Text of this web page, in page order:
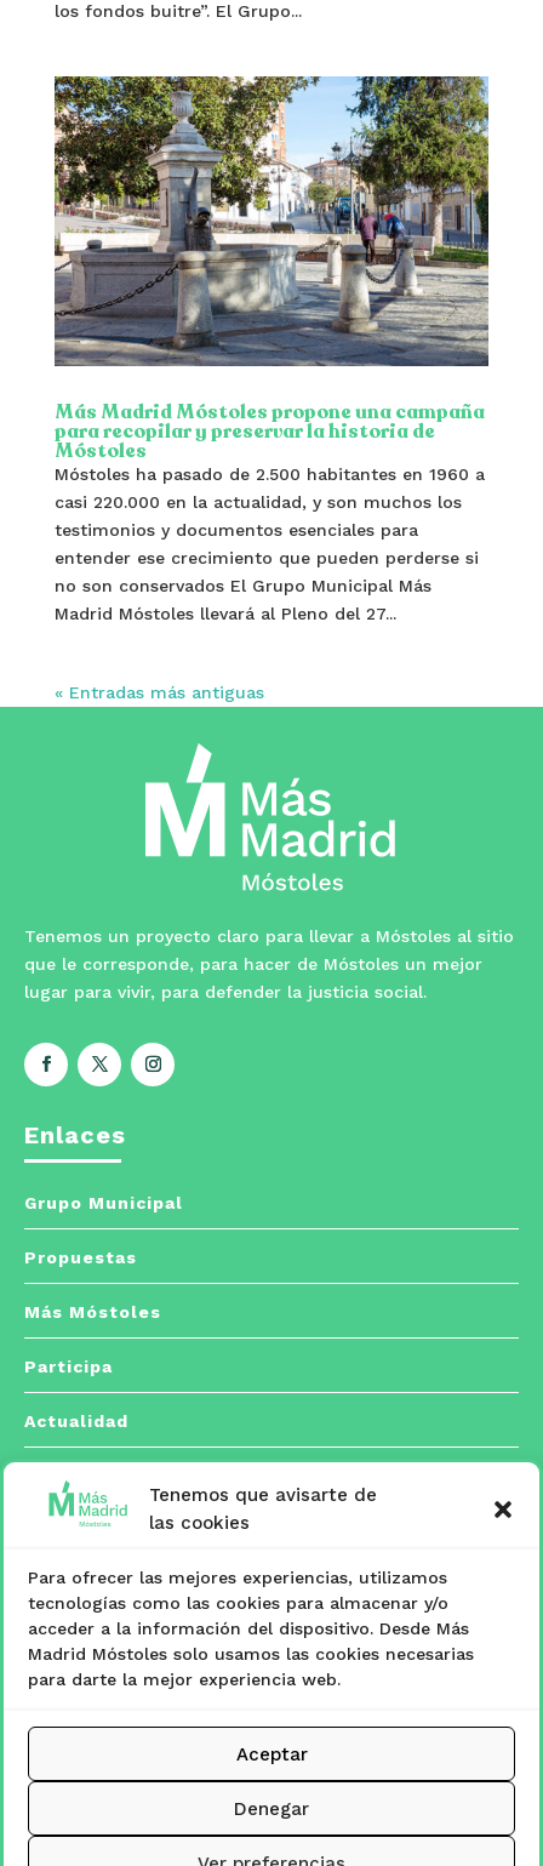
Tenemos que avisarte de
las cookies
Para ofrecer las mejores experiencias, utilizamos
tecnologías como las cookies para almacenar y/o
acceder a la información del dispositivo. Desde Más
Madrid Móstoles solo usamos las cookies necesarias
para darte la mejor experiencia web.
Aceptar
Denegar
los fondos buitre”. El Grupo...
Más Madrid Móstoles propone una campaña
para recopilar y preservar la historia de
Móstoles
Móstoles ha pasado de 2.500 habitantes en 1960 a
casi 220.000 en la actualidad, y son muchos los
testimonios y documentos esenciales para
entender ese crecimiento que pueden perderse si
no son conservados El Grupo Municipal Más
Madrid Móstoles llevará al Pleno del 27...
« Entradas más antiguas
Tenemos un proyecto claro para llevar a Móstoles al sitio
que le corresponde, para hacer de Móstoles un mejor
lugar para vivir, para defender la justicia social.
Enlaces
Grupo Municipal
Propuestas
Más Móstoles
Participa
Actualidad
Contacto
 C/ Españoleto, 5 posterior. 28933 Móstoles,
Madrid
 www.masmadridmostoles.org